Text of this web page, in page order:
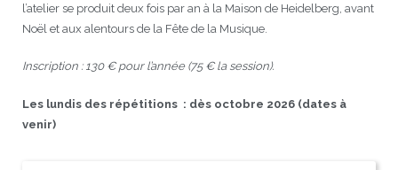
l’atelier se produit deux fois par an à la Maison de Heidelberg, avant
Noël et aux alentours de la Fête de la Musique.
Inscription : 130 € pour l’année (75 € la session).
Les lundis des répétitions : dès octobre 2026 (dates à
venir)